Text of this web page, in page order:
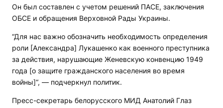
Он был составлен с учетом решений ПАСЕ, заключения
ОБСЕ и обращения Верховной Рады Украины.
“Для нас важно обозначить необходимость определения
роли [Александра] Лукашенко как военного преступника
за действия, нарушающие Женевскую конвенцию 1949
года [о защите гражданского населения во время
войны]“, — подчеркнул политик.
Пресс-секретарь белорусского МИД Анатолий Глаз